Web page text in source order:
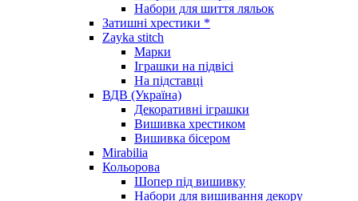
Набори для шиття ляльок
Затишні хрестики *
Zayka stitch
Марки
Іграшки на підвісі
На підставці
ВДВ (Україна)
Декоративні іграшки
Вишивка хрестиком
Вишивка бісером
Mirabilia
Кольорова
Шопер під вишивку
Набори для вишивання декору